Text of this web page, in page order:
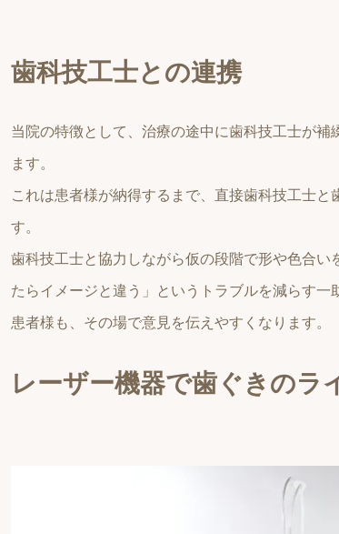
歯科技工士との連携
当院の特徴として、治療の途中に歯科技工士が
ます。
これは患者様が納得するまで、直接歯科技工士
す。
歯科技工士と協力しながら仮の段階で形や色合い
たらイメージと違う」というトラブルを減らす一
患者様も、その場で意見を伝えやすくなります。
レーザー機器で歯ぐきのラ